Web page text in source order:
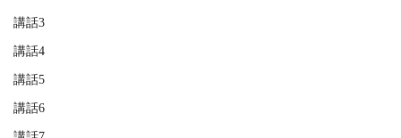
講話3
講話4
講話5
講話6